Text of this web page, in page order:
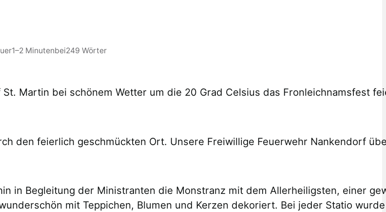
1–2 Minutenbei249 Wörter
Martin bei schönem Wetter um die 20 Grad Celsius das Fronleichnamsfest
den feierlich geschmückten Ort. Unsere Freiwillige Feuerwehr Nankendorf
in Begleitung der Ministranten die Monstranz mit dem Allerheiligsten, einer
mit Teppichen, Blumen und Kerzen dekoriert. Bei jeder Statio